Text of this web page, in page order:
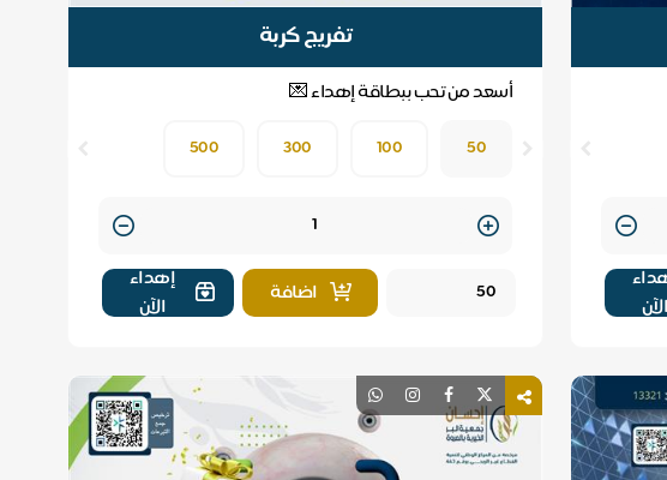
الآن
تفريج كربة
أسعد من تحب ببطاقة إهداء 💌
50
100
300
500
Quantity
اضافة
إهداء
الآن